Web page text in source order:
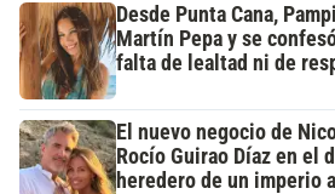
Desde Punta Cana,
Martín Pepa y se
falta de lealtad ni de
El nuevo negocio de
Rocío Guirao Díaz en el
heredero de un imperio